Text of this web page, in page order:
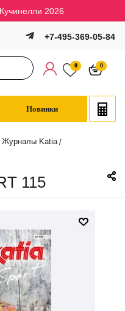
2026
+7-495-369-05-84
0 0
Новинки
Журналы Katia /
115